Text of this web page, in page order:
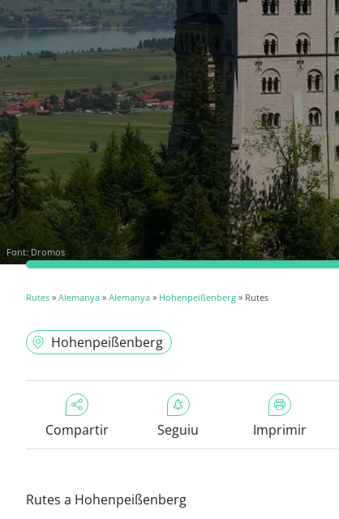
Font: Dromos
Rutes » Alemanya » Alemanya » Hohenpeißenberg » Rutes
Hohenpeißenberg
Compartir Seguiu Imprimir
Rutes a Hohenpeißenberg